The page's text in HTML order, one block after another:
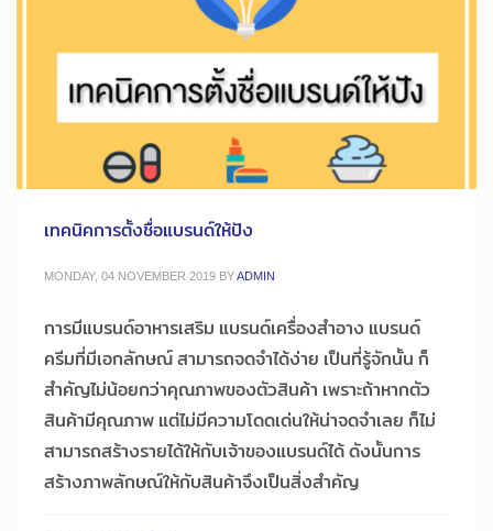
เทคนิคการตั้งชื่อแบรนด์ให้ปัง
MONDAY, 04 NOVEMBER 2019 BYADMIN
การมีแบรนด์อาหารเสริม แบรนด์เครื่องสำอาง แบรนด์
ครีมที่มีเอกลักษณ์ สามารถจดจำได้ง่าย เป็นที่รู้จักนั้น ก็
สำคัญไม่น้อยกว่าคุณภาพของตัวสินค้า เพราะถ้าหากตัว
สินค้ามีคุณภาพ แต่ไม่มีความโดดเด่นให้น่าจดจำเลย ก็ไม่
สามารถสร้างรายได้ให้กับเจ้าของแบรนด์ได้ ดังนั้นการ
สร้างภาพลักษณ์ให้กับสินค้าจึงเป็นสิ่งสำคัญ